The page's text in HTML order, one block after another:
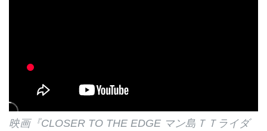
映画『CLOSER TO THE EDGE マン島ＴＴライダ